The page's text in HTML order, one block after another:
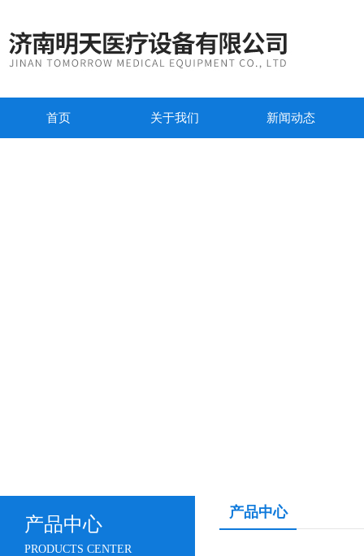
首页 关于我们 新闻动态
产品中心
PRODUCTS CENTER
产品中心